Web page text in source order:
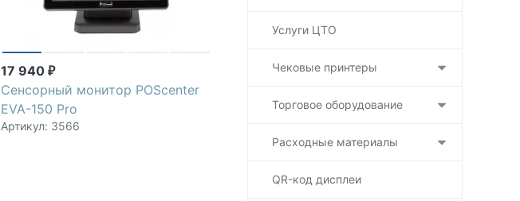
17 940₽
Сенсорный монитор POScenter
EVA-150 Pro
Артикул: 3566
Услуги ЦТО
Чековые принтеры
Торговое оборудование
Расходные материалы
QR-код дисплеи